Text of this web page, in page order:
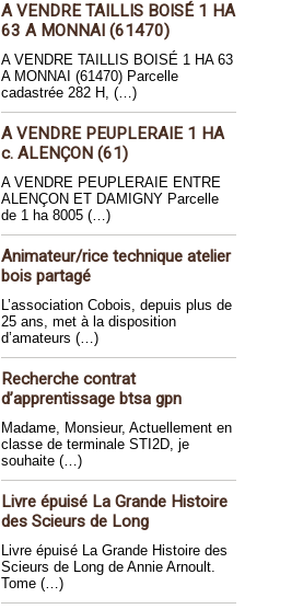
A VENDRE TAILLIS BOISÉ 1 HA
63 A MONNAI (61470)
A VENDRE TAILLIS BOISÉ 1 HA 63
A MONNAI (61470) Parcelle
cadastrée 282 H, (…)
A VENDRE PEUPLERAIE 1 HA
c. ALENÇON (61)
A VENDRE PEUPLERAIE ENTRE
ALENÇON ET DAMIGNY Parcelle
de 1 ha 8005 (…)
Animateur/rice technique atelier
bois partagé
L’association Cobois, depuis plus de
25 ans, met à la disposition
d’amateurs (…)
Recherche contrat
d’apprentissage btsa gpn
Madame, Monsieur, Actuellement en
classe de terminale STI2D, je
souhaite (…)
Livre épuisé La Grande Histoire
des Scieurs de Long
Livre épuisé La Grande Histoire des
Scieurs de Long de Annie Arnoult.
Tome (…)